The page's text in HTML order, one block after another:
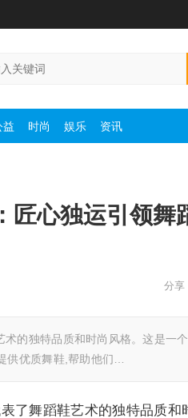
益 时尚 娱乐 资讯
匠心独运引领舞
的独特品质和时尚风格。这是一
供优质舞鞋,帮助他们…
了舞蹈鞋艺术的独特品质和